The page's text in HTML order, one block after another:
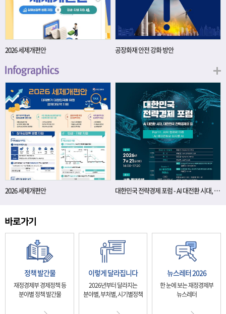
2026 세제개편안 공장화재 안전 강화 방안
2026 세제개편안 대한민국 전략경제 포럼 - AI 대전환 시대, 대한민국 전략경제의 길
정책 발간물
재정경제부 경제정책 등
분야별 정책 발간물
이렇게 달라집니다
2026년부터 달라지는
분야별, 부처별, 시기별정책
뉴스레터 2026
한 눈에 보는 재정경제부
뉴스레터